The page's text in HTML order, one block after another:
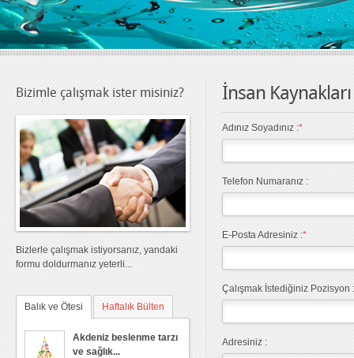
Bizimle çalışmak ister misiniz?
Bizlerle çalışmak istiyorsanız, yandaki
formu doldurmanız yeterli...
Balık ve Ötesi Haftalık Bülten
Akdeniz beslenme tarzı
ve sağlık...
İnsan
Adınız Soyadınız :*
Telefon Numaranız :
E-Posta Adresiniz :*
Çalışmak İstediğiniz Pozisyon :
Adresiniz :